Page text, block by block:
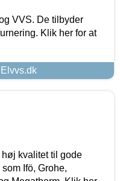
VVS. De tilbyder
Klik her for at
kvalitet til gode
Ifö, Grohe,